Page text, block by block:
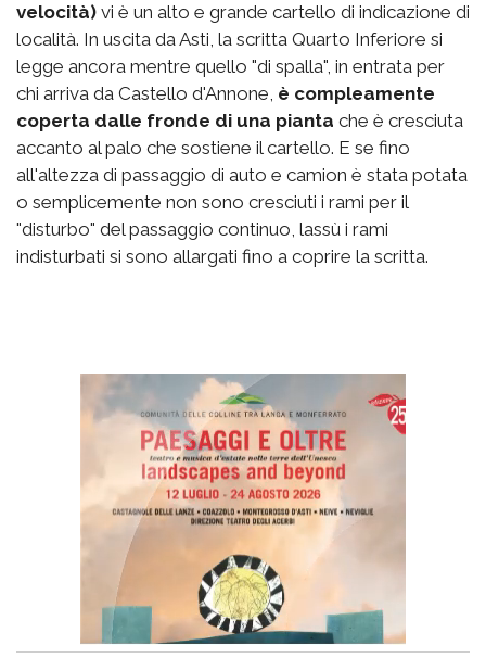
velocità) vi è un alto e grande cartello di indicazione di
località. In uscita da Asti, la scritta Quarto Inferiore si
legge ancora mentre quello "di spalla", in entrata per
chi arriva da Castello d'Annone, è compleamente
coperta dalle fronde di una pianta che è cresciuta
accanto al palo che sostiene il cartello. E se fino
all'altezza di passaggio di auto e camion è stata potata
o semplicemente non sono cresciuti i rami per il
"disturbo" del passaggio continuo, lassù i rami
indisturbati si sono allargati fino a coprire la scritta.